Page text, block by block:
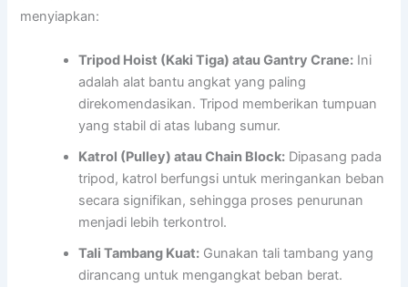
menyiapkan:
Tripod Hoist (Kaki Tiga) atau Gantry Crane: Ini
adalah alat bantu angkat yang paling
direkomendasikan. Tripod memberikan tumpuan
yang stabil di atas lubang sumur.
Katrol (Pulley) atau Chain Block: Dipasang pada
tripod, katrol berfungsi untuk meringankan beban
secara signifikan, sehingga proses penurunan
menjadi lebih terkontrol.
Tali Tambang Kuat: Gunakan tali tambang yang
dirancang untuk mengangkat beban berat.